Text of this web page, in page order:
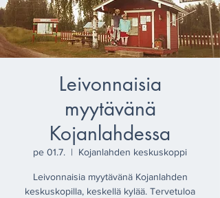
Leivonnaisia
myytävänä
Kojanlahdessa
pe 01.7.
  |
Kojanlahden keskuskoppi
Leivonnaisia myytävänä Kojanlahden
keskuskopilla, keskellä kylää. Tervetuloa